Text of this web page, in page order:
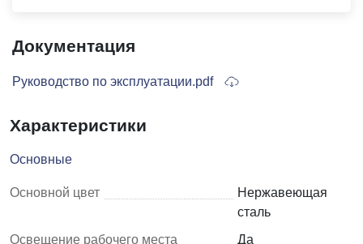
Документация
Руководство по эксплуатации.pdf
Характеристики
Основные
Основной цвет
Нержавеющая
сталь
Освещение рабочего места
Да